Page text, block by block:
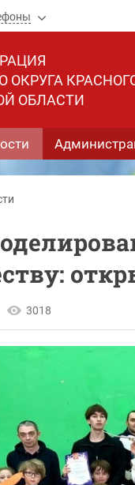
ОКРУГА
ОБЛАСТИ
3018